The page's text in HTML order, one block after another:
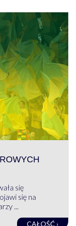
się
się na
...
CAŁOŚĆ ›